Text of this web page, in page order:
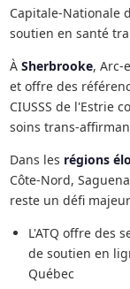
Capitale-Nationale
soutien en santé
ÀSherbrooke, Arc-
et offre des
CIUSSS de l'Estrie
soins trans-
Dans les régions
Côte-Nord,
reste un défi
L'ATQ offre des
de soutien en
Québec